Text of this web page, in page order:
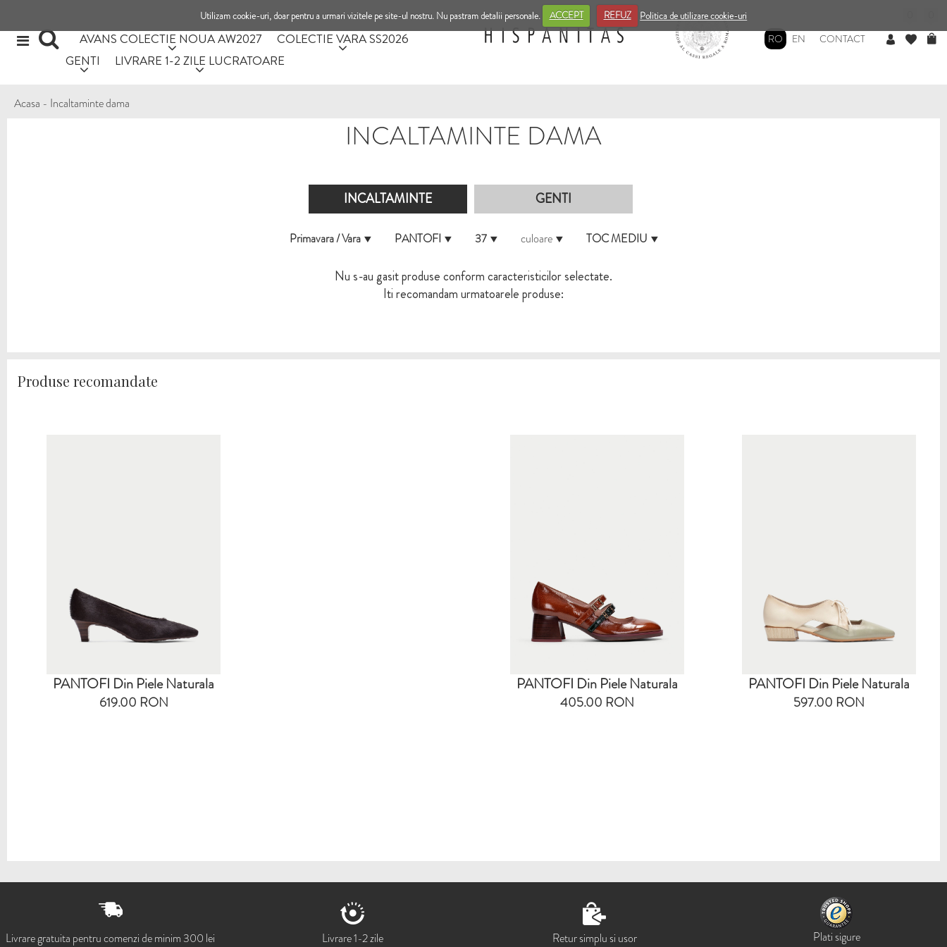
Utilizam cookie-uri, doar pentru a urmari vizitele pe site-ul nostru. Nu pastram detalii personale. ACCEPT REFUZ Politica de utilizare cookie-uri
AVANS COLECTIE NOUA AW2027
COLECTIE VARA SS2026
GENTI
LIVRARE 1-2 ZILE LUCRATOARE
RO EN CONTACT
Acasa - Incaltaminte dama
INCALTAMINTE DAMA
INCALTAMINTE GENTI
Primavara / Vara PANTOFI 37 culoare TOC MEDIU
Nu s-au gasit produse conform caracteristicilor selectate.
Iti recomandam urmatoarele produse:
Produse recomandate
PANTOFI Din Piele Naturala
619.00 RON
PANTOFI Din Piele Naturala
405.00 RON
PANTOFI Din Piele Naturala
597.00 RON
Livrare gratuita pentru comenzi de minim 300 lei Livrare 1-2 zile Retur simplu si usor Plati sigure